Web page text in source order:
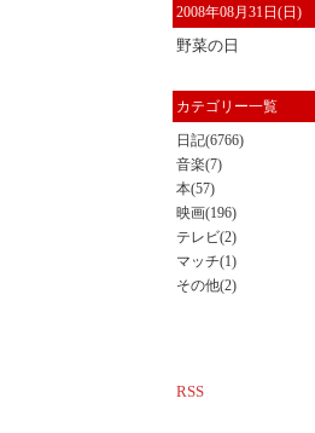
2008年08月31日(日)
野菜の日
カテゴリー一覧
日記(6766)
音楽(7)
本(57)
映画(196)
テレビ(2)
マッチ(1)
その他(2)
RSS